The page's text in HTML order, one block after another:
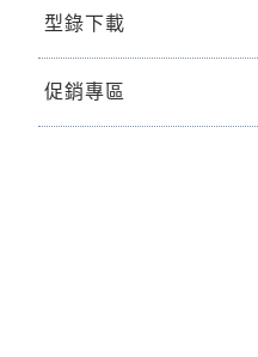
型錄下載
促銷專區